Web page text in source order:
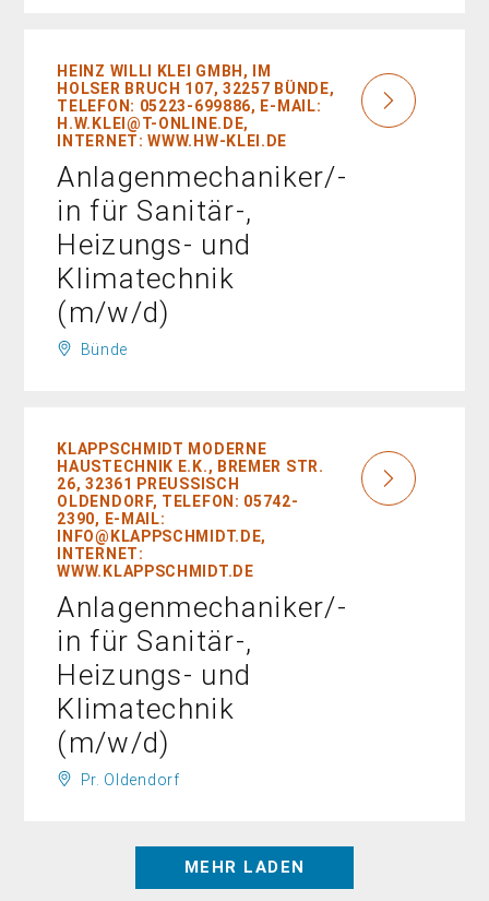
HEINZ WILLI KLEI GMBH, IM
HOLSER BRUCH 107, 32257 BÜNDE,
TELEFON: 05223-699886, E-MAIL:
H.W.KLEI@T-ONLINE.DE,
INTERNET: WWW.HW-KLEI.DE
Anlagenmechaniker/-
in für Sanitär-,
Heizungs- und
Klimatechnik
(m/w/d)
Bünde
KLAPPSCHMIDT MODERNE
HAUSTECHNIK E.K., BREMER STR.
26, 32361 PREUSSISCH O
LDENDORF, TELEFON: 05742-2
390, E-MAIL: I
NFO@KLAPPSCHMIDT.DE, I
NTERNET: W
WW.KLAPPSCHMIDT.DE
Anlagenmechaniker/-
in für Sanitär-,
Heizungs- und
Klimatechnik
(m/w/d)
Pr. Oldendorf
MEHR LADEN